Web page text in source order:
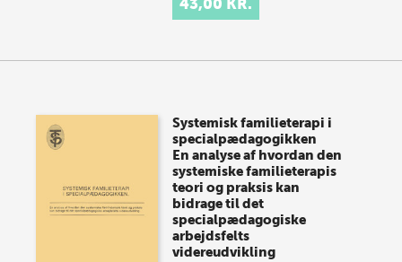
43,00 KR.
Systemisk familieterapi i
specialpædagogikken
En analyse af hvordan den
systemiske familieterapis
teori og praksis kan
bidrage til det
specialpædagogiske
arbejdsfelts
videreudvikling